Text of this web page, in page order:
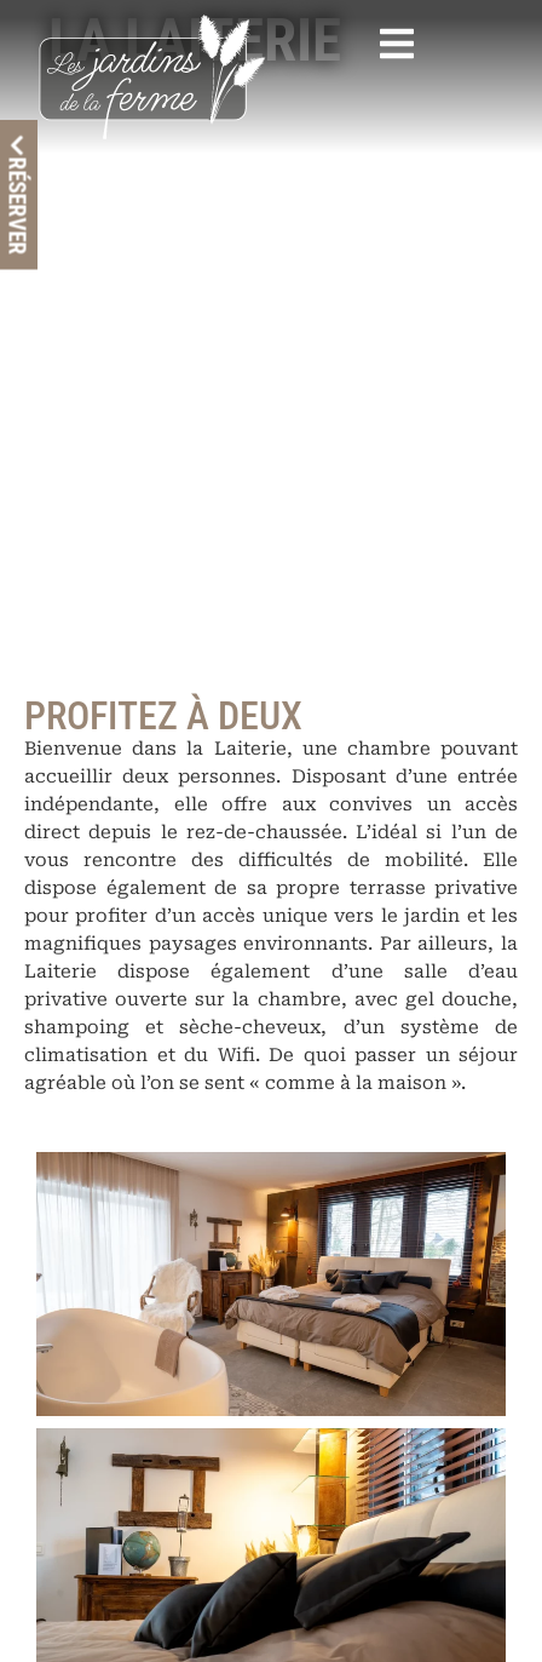
RÉSERVER
LA LAITERIE
Profitez à deux
PROFITEZ À DEUX
Bienvenue dans la Laiterie, une chambre pouvant
accueillir deux personnes. Disposant d’une entrée
indépendante, elle offre aux convives un accès
direct depuis le rez-de-chaussée. L’idéal si l’un de
vous rencontre des difficultés de mobilité. Elle
dispose également de sa propre terrasse privative
pour profiter d’un accès unique vers le jardin et les
magnifiques paysages environnants. Par ailleurs, la
Laiterie dispose également d’une salle d’eau
privative ouverte sur la chambre, avec gel douche,
shampoing et sèche-cheveux, d’un système de
climatisation et du Wifi. De quoi passer un séjour
agréable où l’on se sent « comme à la maison ».